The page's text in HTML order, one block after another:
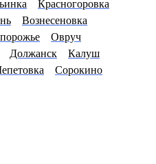
Красногоровка
Вознесеновка
Овруч
Должанск
Калуш
Сорокино